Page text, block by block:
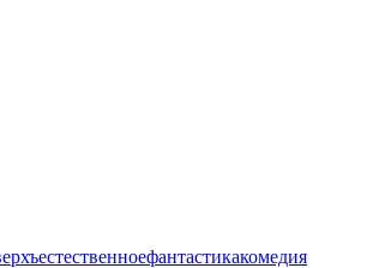
фантастикакомедия